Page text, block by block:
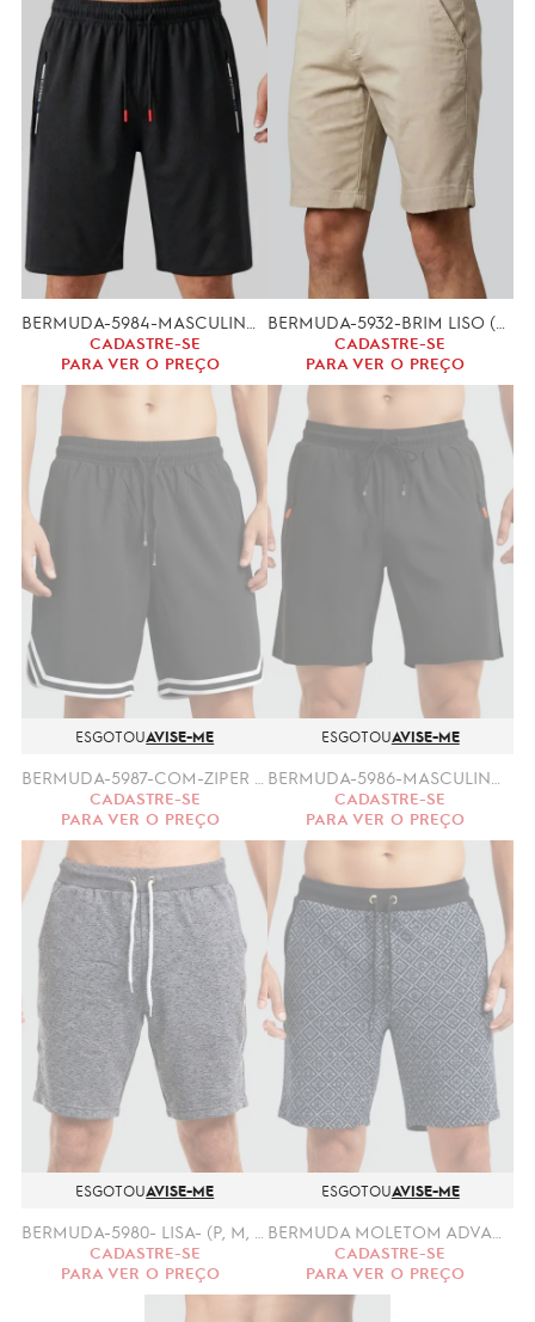
CADASTRE-SE
PARA VER O PREÇO
CADASTRE-SE
PARA VER O PREÇO
ESGOTOUAVISE-ME
CADASTRE-SE
PARA VER O PREÇO
ESGOTOUAVISE-ME
CADASTRE-SE
PARA VER O PREÇO
ESGOTOUAVISE-ME
CADASTRE-SE
PARA VER O PREÇO
ESGOTOUAVISE-ME
CADASTRE-SE
PARA VER O PREÇO